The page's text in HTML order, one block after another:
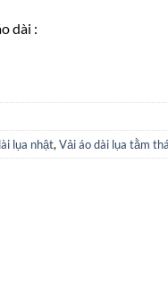
dài :
lụa nhật,Vải áo dài lụa tằm